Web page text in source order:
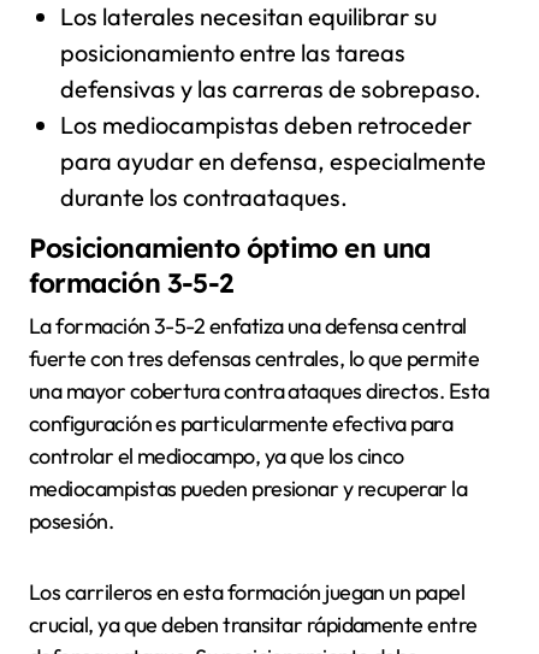
Los laterales necesitan equilibrar su
posicionamiento entre las tareas
defensivas y las carreras de sobrepaso.
Los mediocampistas deben retroceder
para ayudar en defensa, especialmente
durante los contraataques.
Posicionamiento óptimo en una
formación 3-5-2
La formación 3-5-2 enfatiza una defensa central
fuerte con tres defensas centrales, lo que permite
una mayor cobertura contra ataques directos. Esta
configuración es particularmente efectiva para
controlar el mediocampo, ya que los cinco
mediocampistas pueden presionar y recuperar la
posesión.
Los carrileros en esta formación juegan un papel
crucial, ya que deben transitar rápidamente entre